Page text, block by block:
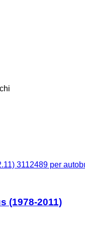
3112489 per
(1978-2011)